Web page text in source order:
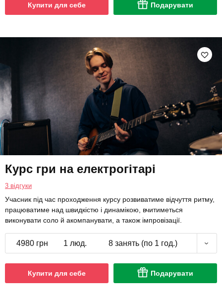
Купити для себе Подарувати
Курс гри на електрогітарі
3 відгуки
Учасник під час проходження курсу розвиватиме відчуття ритму,
працюватиме над швидкістю і динамікою, вчитиметься
виконувати соло й акомпанувати, а також імпровізації.
4980 грн 1 люд. 8 занять (по 1 год.)
Купити для себе Подарувати